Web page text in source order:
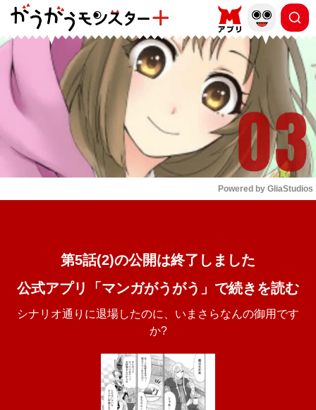
もっと読む
Powered by GliaStudios
第5話(2)の公開は終了しました
公式アプリ「マンガがうがう」で続きを読む
シナリオ通りに退場したのに、いまさらなんの御用です
か?